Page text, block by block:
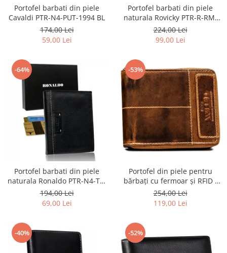
Portofel barbati din piele
Cavaldi PTR-N4-PUT-1994 BL
174,00 Lei
59,00 Lei
Portofel barbati din piele
naturala Rovicky PTR-R-RM-
11-GCL-1834 BL
224,00 Lei
99,00 Lei
-64%
Portofel barbati din piele
naturala Ronaldo PTR-N4-TP-
RON-1588
194,00 Lei
69,00 Lei
-53%
Portofel din piele pentru
bărbați cu fermoar și RFID -
Always Wild PTR-N55-HWS-
8858 BROWN
254,00 Lei
119,00 Lei
-40% -52%